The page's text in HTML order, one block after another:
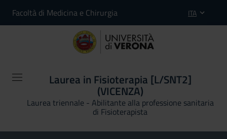
Facoltà di Medicina e Chirurgia ITA
Laurea in Fisioterapia [L/SNT2]
(VICENZA)
Laurea triennale - Abilitante alla professione sanitaria
di Fisioterapista